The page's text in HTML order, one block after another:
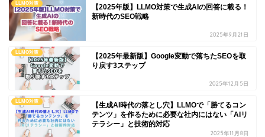
LLMO対策
【2025年版】LLMO対策で生成AIの回答に載る！
新時代のSEO戦略
2025年9月21日
LLMO対策
【2025年最新版】Google変動で落ちたSEOを取
り戻す3ステップ
2025年12月5日
LLMO対策
【生成AI時代の落とし穴】LLMOで「勝てるコン
テンツ」を作るために必要な社内にはない「AIリ
テラシー」と技術的対応
2025年11月8日